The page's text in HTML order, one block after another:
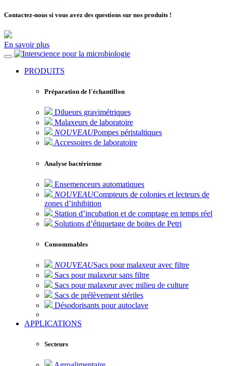
Contactez-nous si vous avez des questions sur nos produits !
En savoir plus
pour la microbiologie
PRODUITS
Préparation de l'échantillon
Dilueurs gravimétriques
Malaxeurs de laboratoire
NOUVEAUPompes péristaltiques
Accessoires de laboratoire
Analyse bactérienne
Ensemenceurs automatiques
NOUVEAUCompteurs de colonies et lecteurs de
zones d’inhibition
Station d’incubation et de comptage en temps réel
Solutions d’étiquetage de boites de Petri
Consommables
NOUVEAUSacs pour malaxeur avec filtre
Sacs pour malaxeur sans filtre
Sacs pour malaxeur avec milieu de culture
Sacs de prélèvement stériles
Désodorisants pour autoclave
APPLICATIONS
Secteurs